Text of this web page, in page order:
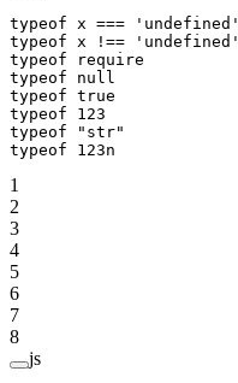
typeof x === 'undefined'
typeof x !== 'undefined'
typeof require
typeof null
typeof true
typeof 123
typeof "str"
typeof 123n
1
2
3
4
5
6
7
8
js